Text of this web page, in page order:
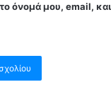
όνομά μου, email,